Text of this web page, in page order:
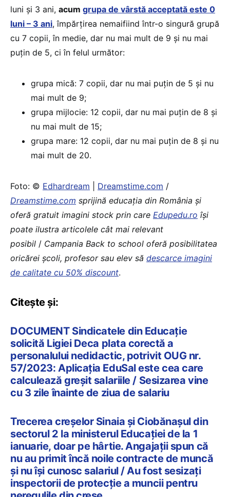
luni și 3 ani, acum grupa de vârstă acceptată este 0
luni – 3 ani, împărțirea nemaifiind într-o singură grupă
cu 7 copii, în medie, dar nu mai mult de 9 și nu mai
puțin de 5, ci în felul următor:
grupa mică: 7 copii, dar nu mai puţin de 5 şi nu
mai mult de 9;
grupa mijlocie: 12 copii, dar nu mai puţin de 8 şi
nu mai mult de 15;
grupa mare: 12 copii, dar nu mai puţin de 8 şi nu
mai mult de 20.
Foto: © Edhardream Dreamstime.com /
Dreamstime.com sprijină educaţia din România şi
oferă gratuit imagini stock prin care Edupedu.ro îşi
poate ilustra articolele cât mai relevant
posibil / Campania Back to school oferă posibilitatea
oricărei școli, profesor sau elev să descarce imagini
de calitate cu 50% discount.
Citește și:
DOCUMENT Sindicatele din Educație
solicită Ligiei Deca plata corectă a
personalului nedidactic, potrivit OUG nr.
57/2023: Aplicația EduSal este cea care
calculează greșit salariile / Sesizarea vine
cu 3 zile înainte de ziua de salariu
Trecerea creșelor Sinaia și Ciobănașul din
sectorul 2 la ministerul Educației de la 1
ianuarie, doar pe hârtie. Angajații spun că
nu au primit încă noile contracte de muncă
și nu își cunosc salariul / Au fost sesizați
inspectorii de protecție a muncii pentru